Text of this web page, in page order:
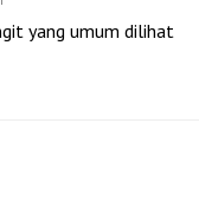
yang umum dilihat